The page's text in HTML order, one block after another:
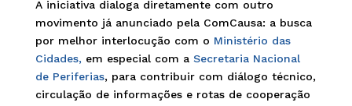
A iniciativa dialoga diretamente com outro
movimento já anunciado pela ComCausa: a busca
por melhor interlocução com o Ministério das
Cidades, em especial com a Secretaria Nacional
de Periferias, para contribuir com diálogo técnico,
circulação de informações e rotas de cooperação